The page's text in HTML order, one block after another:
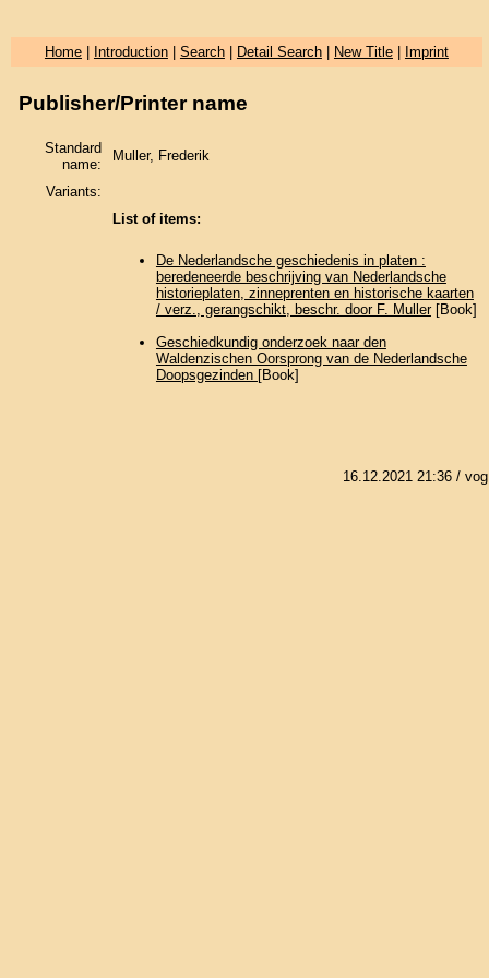
Home| Introduction| Search| Detail Search| New Title| Imprint
Publisher/Printer name
Standard
name:
Muller, Frederik
Variants:
List of items:
De Nederlandsche geschiedenis in platen :
beredeneerde beschrijving van Nederlandsche
historieplaten, zinneprenten en historische kaarten
/ verz., gerangschikt, beschr. door F. Muller[Book]
Geschiedkundig onderzoek naar den
Waldenzischen Oorsprong van de Nederlandsche
Doopsgezinden [Book]
16.12.2021 21:36/ vog